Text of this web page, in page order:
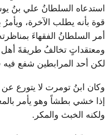
استدعاه السلطانُ علي بنُ
قوة بأنه يطلب الآخرة،
أمر السلطانُ الفقهاءَ
ومعتقداتٍ تخالفُ طريقةَ أهل
لكن أحد المرابطين شفع
وكان ابنُ تومرت لا يتورع عن
إذا خشي بطشاً وهو يأمر
ولكنه الخبث والمكر.